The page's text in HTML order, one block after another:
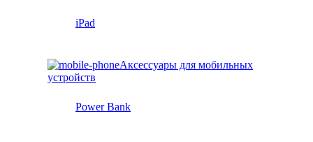
iPad
Аксессуары для мобильных
устройств
Power Bank